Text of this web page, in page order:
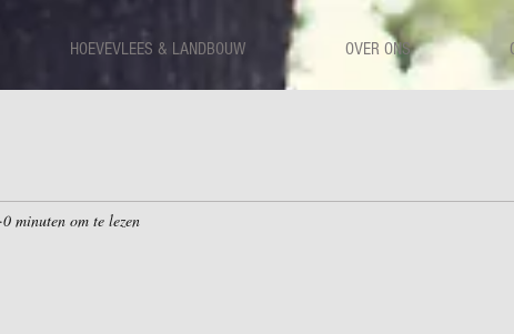
HOEVEVLEES & LANDBOUW OVER ONS
0 minuten om te lezen